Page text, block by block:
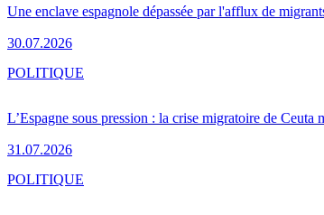
Une enclave espagnole dépassée par l'afflux de
30.07.2026
L’Espagne sous pression : la crise migratoire de Ceuta
31.07.2026
POLITIQUE
POLITIQUE